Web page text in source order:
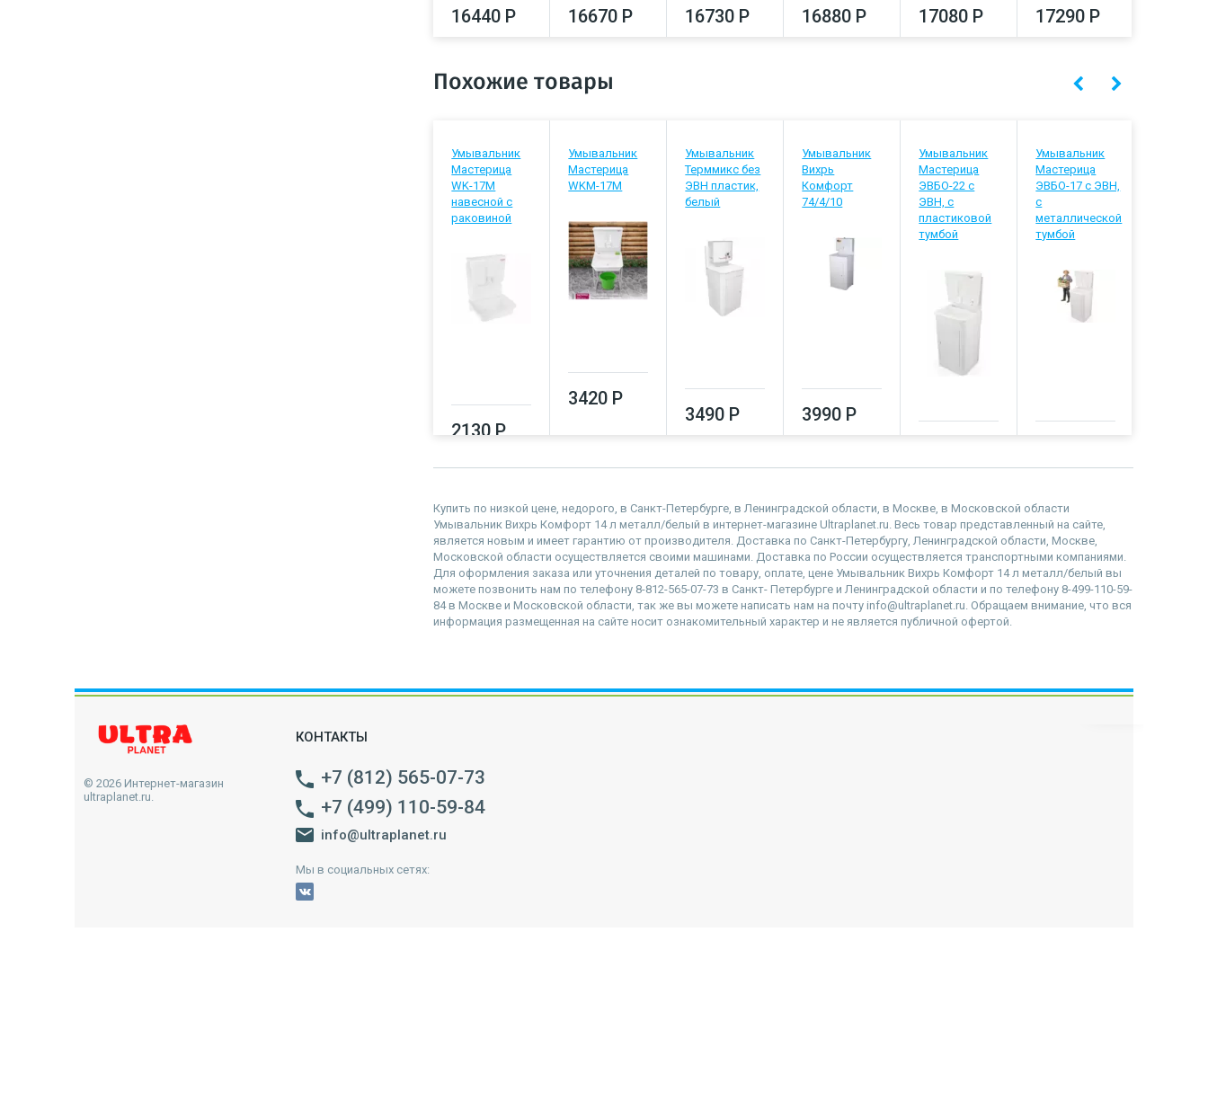
16440 Р 16670 Р 16730 Р 16880 Р 17080 Р 17290 Р
Похожие товары
Умывальник
Мастерица
WK-17M
навесной с
раковиной
2130 Р
Умывальник
Мастерица
WKM-17M
3420 Р
Умывальник
Терммикс без
ЭВН пластик,
белый
3490 Р
Умывальник
Вихрь
Комфорт
74/4/10
3990 Р
Умывальник
Мастерица
ЭВБО-22 с
ЭВН, с
пластиковой
тумбой
Умывальник
Мастерица
ЭВБО-17 с ЭВН,
с
металлической
тумбой
Купить по низкой цене, недорого, в Санкт-Петербурге, в Ленинградской области, в Москве, в Московской области
Умывальник Вихрь Комфорт 14 л металл/белый в интернет-магазине Ultraplanet.ru. Весь товар представленный на сайте,
является новым и имеет гарантию от производителя. Доставка по Санкт-Петербургу, Ленинградской области, Москве,
Московской области осуществляется своими машинами. Доставка по России осуществляется транспортными компаниями.
Для оформления заказа или уточнения деталей по товару, оплате, цене Умывальник Вихрь Комфорт 14 л металл/белый вы
можете позвонить нам по телефону 8-812-565-07-73 в Санкт- Петербурге и Ленинградской области и по телефону 8-499-110-59-
84 в Москве и Московской области, так же вы можете написать нам на почту info@ultraplanet.ru. Обращаем внимание, что вся
информация размещенная на сайте носит ознакомительный характер и не является публичной офертой.
© 2026 Интернет-магазин
ultraplanet.ru.
КОНТАКТЫ
+7 (812) 565-07-73
+7 (499) 110-59-84
info@ultraplanet.ru
Мы в социальных сетях:
наверх